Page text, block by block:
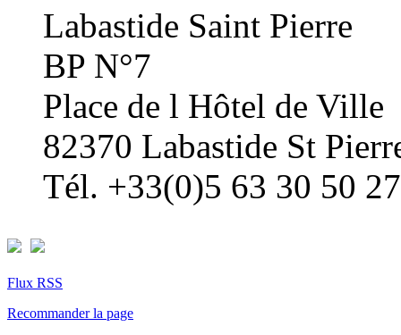
Labastide Saint Pierre
BP N°7
Place de l Hôtel de Ville
82370 Labastide St
Tél. +33(0)5 63 30 50 27
Flux RSS
Recommander la page